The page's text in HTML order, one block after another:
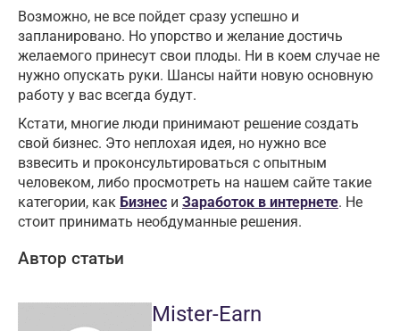
Возможно, не все пойдет сразу успешно и
запланировано. Но упорство и желание достичь
желаемого принесут свои плоды. Ни в коем случае не
нужно опускать руки. Шансы найти новую основную
работу у вас всегда будут.
Кстати, многие люди принимают решение создать
свой бизнес. Это неплохая идея, но нужно все
взвесить и проконсультироваться с опытным
человеком, либо просмотреть на нашем сайте такие
категории, как Бизнес и Заработок в интернете. Не
стоит принимать необдуманные решения.
Автор статьи
Mister-Earn